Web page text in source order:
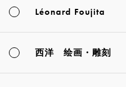
Léonard Foujita
西洋 绘画・雕刻